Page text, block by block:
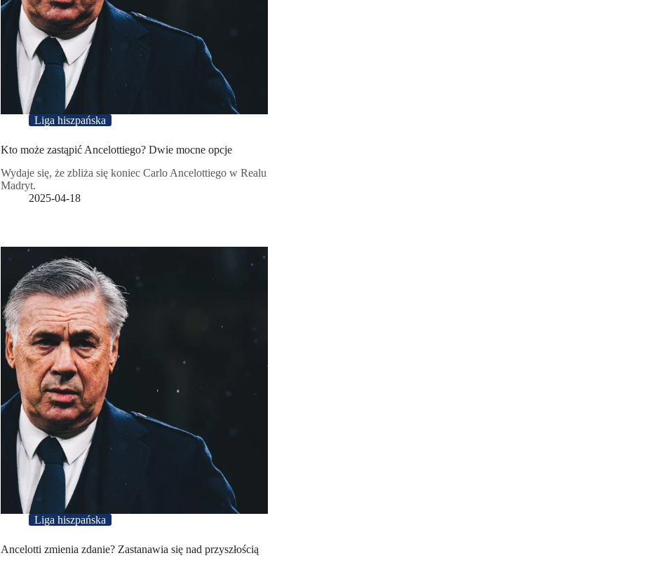
Liga hiszpańska
Kto może zastąpić Ancelottiego? Dwie mocne opcje
Wydaje się, że zbliża się koniec Carlo Ancelottiego w Realu
Madryt.
2025-04-18
Liga hiszpańska
Ancelotti zmienia zdanie? Zastanawia się nad przyszłością